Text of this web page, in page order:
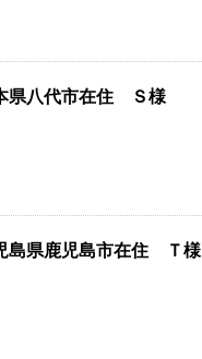
県八代市在住 Ｓ様
島県鹿児島市在住 Ｔ様